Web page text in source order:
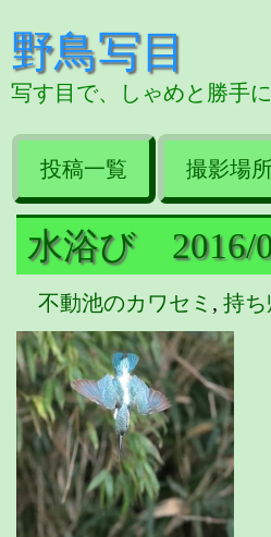
野鳥写目
写す目で、しゃめと勝手
投稿一覧 撮影場
水浴び 2016/
不動池のカワセミ , 持ち